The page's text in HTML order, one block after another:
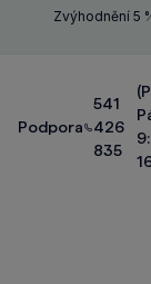
Zvýhodnění 5
Podpora
541
426
835